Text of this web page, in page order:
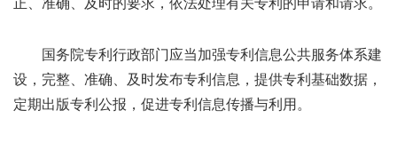
正、准确、及时的要求，依法处理有关专利的申请和请求。
国务院专利行政部门应当加强专利信息公共服务体系建
设，完整、准确、及时发布专利信息，提供专利基础数据，
定期出版专利公报，促进专利信息传播与利用。